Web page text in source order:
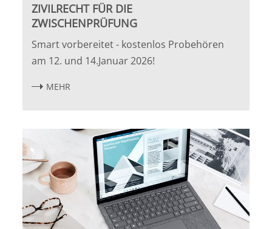
ZIVILRECHT FÜR DIE
ZWISCHENPRÜFUNG
Smart vorbereitet - kostenlos Probehören
am 12. und 14.Januar 2026!
MEHR
Halle
Hamburg
Kiel
Konstanz
Köln